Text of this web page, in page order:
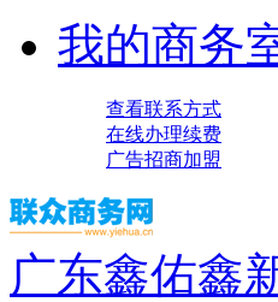
我的商务
查看联系方式
在线办理续费
广告招商加盟
广东鑫佑鑫